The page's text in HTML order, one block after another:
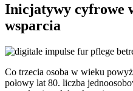
Inicjatywy cyfrowe
wsparcia
Co trzecia osoba w wieku
połowy lat 80. liczba